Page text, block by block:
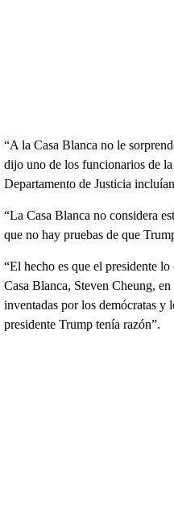
“A la Casa Blanca no le
dijo uno de los funcionarios de
Departamento de Justicia
“La Casa Blanca no considera
que no hay pruebas de que
“El hecho es que el presidente
Casa Blanca, Steven Cheung,
inventadas por los demócratas y
presidente Trump tenía razón”.